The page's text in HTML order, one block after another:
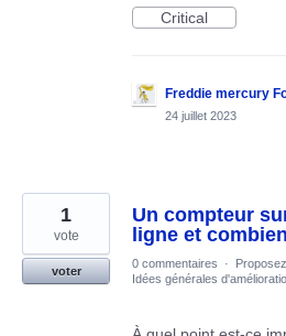
Critical
Freddie mercury
24 juillet 2023
Un compteur
ligne et
1
vote
voter
0 commentaires ·
Idées générales